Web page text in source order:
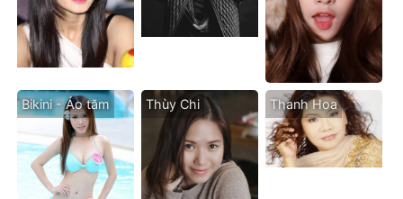
Bikini - Áo tăm Thùy Chi Thanh Hoa